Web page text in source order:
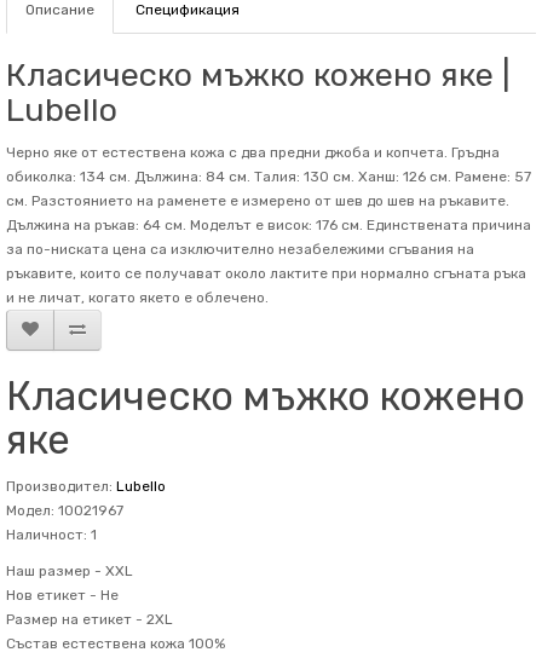
Описание Спецификация
Класическо мъжко кожено яке |
Lubello
Черно яке от естествена кожа с два предни джоба и копчета. Гръдна
обиколка: 134 см. Дължина: 84 см. Талия: 130 см. Ханш: 126 см. Рамене: 57
см. Разстоянието на раменете е измерено от шев до шев на ръкавите.
Дължина на ръкав: 64 см. Mоделът е висок: 176 см. Единствената причина
за по-ниската цена са изключително незабележими сгъвания на
ръкавите, които се получават около лактите при нормално сгъната ръка
и не личат, когато якето е облечено.
Класическо мъжко кожено
яке
Производител: Lubello
Модел: 10021967
Наличност: 1
Наш размер - XXL
Нов етикет - Не
Размер на етикет - 2XL
Състав естествена кожа 100%